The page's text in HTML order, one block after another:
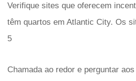
Verifique sites que oferecem
têm quartos em Atlantic City. Os
5
Chamada ao redor e perguntar